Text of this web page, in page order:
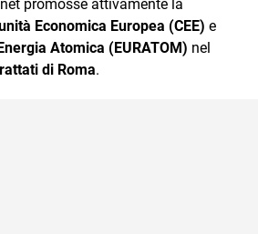
promosse attivamente la
Economica Europea (CEE) e
Atomica (EURATOM) nel
di Roma.